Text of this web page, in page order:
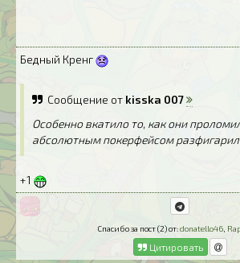
Бедный Кренг
Сообщение от kisska 007
Особенно вкатило то, как они
абсолютным покерфейсом
+1
Спасибо за пост (2) от: donatello46,
Цитировать